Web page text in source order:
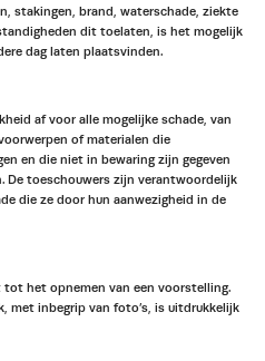
stakingen, brand, waterschade, ziekte
dit toelaten, is het mogelijk
dag laten plaatsvinden.
af voor alle mogelijke schade, van
of materialen die
en die niet in bewaring zijn gegeven
De toeschouwers zijn verantwoordelijk
die ze door hun aanwezigheid in de
tot het opnemen van een voorstelling.
met inbegrip van foto’s, is uitdrukkelijk